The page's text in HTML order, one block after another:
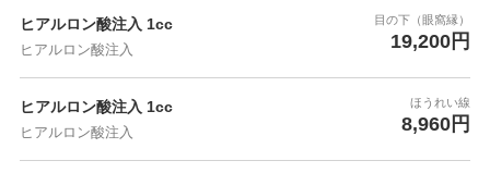
ヒアルロン酸注入 1cc
ヒアルロン酸注入
目の下（眼窩縁）
19,200円
ヒアルロン酸注入 1cc
ヒアルロン酸注入
ほうれい線
8,960円